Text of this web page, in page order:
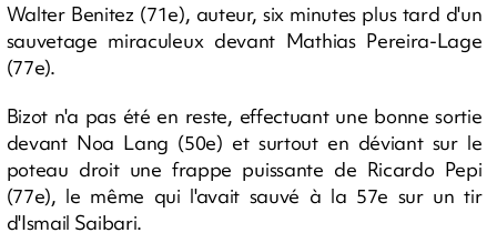
Walter Benitez (71e), auteur, six minutes plus tard d'un
sauvetage miraculeux devant Mathias Pereira-Lage
(77e).
Bizot n'a pas été en reste, effectuant une bonne sortie
devant Noa Lang (50e) et surtout en déviant sur le
poteau droit une frappe puissante de Ricardo Pepi
(77e), le même qui l'avait sauvé à la 57e sur un tir
d'Ismail Saibari.